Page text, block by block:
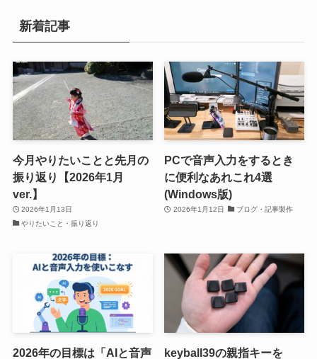
新着記事
今月やりたいことと先月の
振り返り【2026年1月
ver.】
2026年1月13日
やりたいこと・振り返り
PCで音声入力をするとき
に便利なあれこれ4選
(Windows版)
2026年1月12日 ブログ・記事製作
2026年の目標は「AIと音声
keyball39の親指キーを